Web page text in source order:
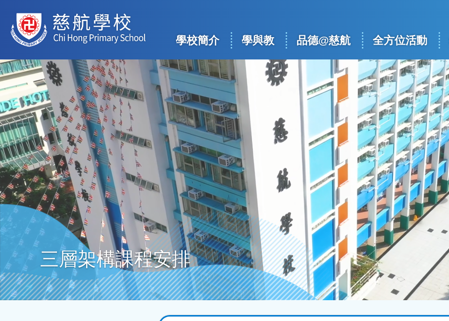
Main
navigation
學校簡介 學與教 品德@慈航 全方位活動
三層架構課程安排